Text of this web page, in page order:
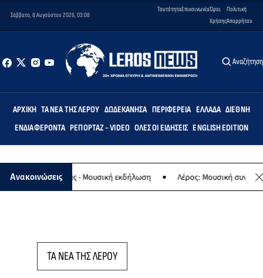
Σάββατο, 8 Αυγούστου 2026, 03:08
ΤαυτότηταΕπικοινωνίαΌροι
Χρήσης
Πολιτική
Απορρήτου
Αναζήτηση
ΑΡΧΙΚΉ ΤΑ ΝΈΑ ΤΗΣ ΛΈΡΟΥ ΔΩΔΕΚΆΝΗΣΑ ΠΕΡΙΦΈΡΕΙΑ ΕΛΛΆΔΑ ΔΙΕΘΝΉ
ΕΝΔΙΑΦΈΡΟΝΤΑ ΡΕΠΟΡΤΆΖ - VIDEO ΌΛΕΣ ΟΙ ΕΙΔΉΣΕΙΣ ENGLISH EDITION
Ανακοινώσεις
της Παναγίας - Μουσική εκδήλωση Λέρος: Μουσική συναυλία
ΤΑ ΝΕΑ ΤΗΣ ΛΕΡΟΥ